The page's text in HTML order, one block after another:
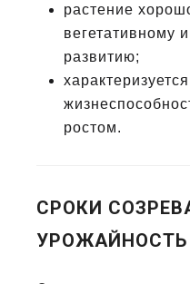
растение
вегетативному
развитию;
ростом.
СРОКИ
УРОЖАЙНОСТЬ